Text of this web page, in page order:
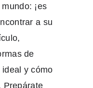
¡es
a su
de
y cómo
Prepárate